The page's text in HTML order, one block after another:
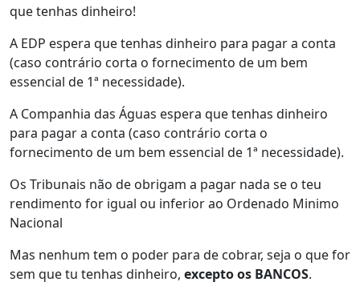
que tenhas dinheiro!
A EDP espera que tenhas dinheiro para pagar a conta
(caso contrário corta o fornecimento de um bem
essencial de 1ª necessidade).
A Companhia das Águas espera que tenhas dinheiro
para pagar a conta (caso contrário corta o
fornecimento de um bem essencial de 1ª necessidade).
Os Tribunais não de obrigam a pagar nada se o teu
rendimento for igual ou inferior ao Ordenado Minimo
Nacional
Mas nenhum tem o poder para de cobrar, seja o que for
sem que tu tenhas dinheiro, excepto os BANCOS.